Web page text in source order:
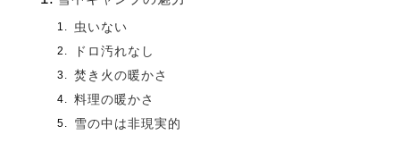
虫いない
ドロ汚れなし
焚き火の暖かさ
料理の暖かさ
雪の中は非現実的